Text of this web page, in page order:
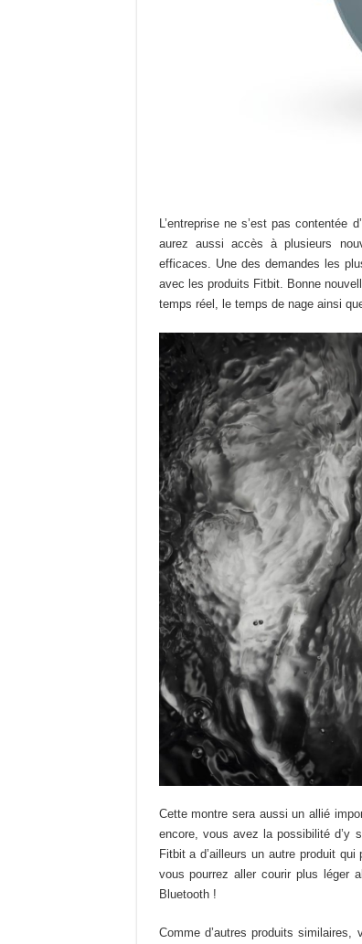
L’entreprise ne s’est pas
aurez aussi accès à plusieurs
efficaces. Une des demandes les
avec les produits Fitbit. Bonne
temps réel, le temps de nage ainsi
Cette montre sera aussi un allié
encore, vous avez la possibilité d’y
Fitbit a d’ailleurs un autre produit
vous pourrez aller courir plus léger
Bluetooth !
Comme d’autres produits